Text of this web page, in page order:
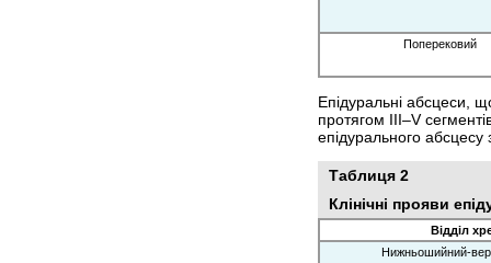
Поперековий
Епідуральні абсцеси,
протягом ІІІ–V
епідурального абсцесу
Таблиця 2
Клінічні прояви
Відділ
Нижньошийний-